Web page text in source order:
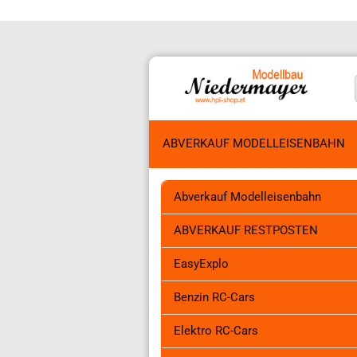
ABVERKAUF MODELLEISENBAHN
Drift Autos 1/10
Elektro 1/12-1/64
Offroad 1/5
Offroad 1/10
Offroad 1/8
Abverkauf Modelleisenbahn
ABVERKAUF RESTPOSTEN
EasyExplo
Benzin RC-Cars
Elektro RC-Cars